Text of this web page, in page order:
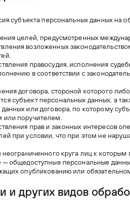
субъекта персональных данных на
целей, предусмотренных
возложенных
правосудия, исполнения
в соответствии с
договора, стороной которого либо
субъект персональных данных, а
или договора, по которому
или поручителем.
прав и законных интересов
при условии, что при этом не
круга лиц к которым
— общедоступные персональные
опубликованию или
и других видов